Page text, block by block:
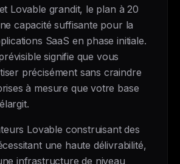
Lovable grandit, le plan à 20
capacité suffisante pour la
SaaS en phase initiale.
signifie que vous
précisément sans craindre
à mesure que votre base
Lovable construisant des
une haute délivrabilité,
infrastructure de niveau